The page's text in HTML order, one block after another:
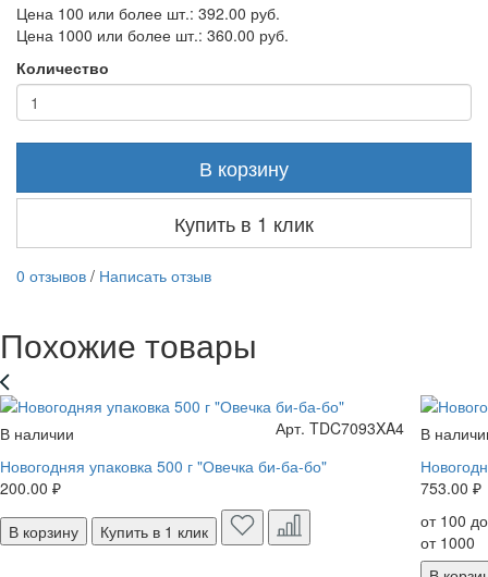
Цена 100 или более шт.: 392.00 руб.
Цена 1000 или более шт.: 360.00 руб.
Количество
В корзину
Купить в 1 клик
0 отзывов / Написать отзыв
Похожие товары
В наличии
Арт. TDC7093XA4
Новогодняя упаковка 500 г "Овечка би-ба-бо"
200.00 ₽
В корзину
Купить в 1 клик
В
753.00 ₽
от 100
от 1000